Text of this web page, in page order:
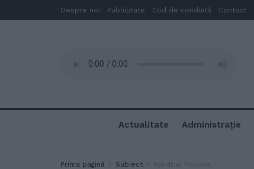
Despre noi Publicitate Cod de conduită Contact
Actualitate Administrație
Prima pagină Subiect handbal Polonia